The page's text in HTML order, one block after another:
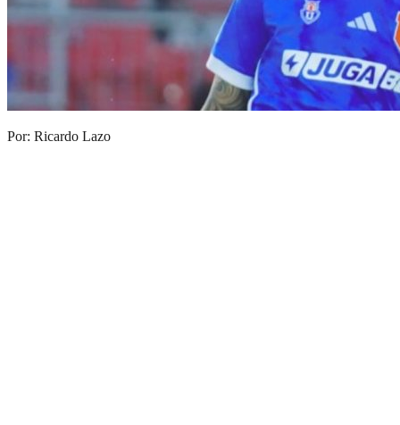
Por: Ricardo Lazo